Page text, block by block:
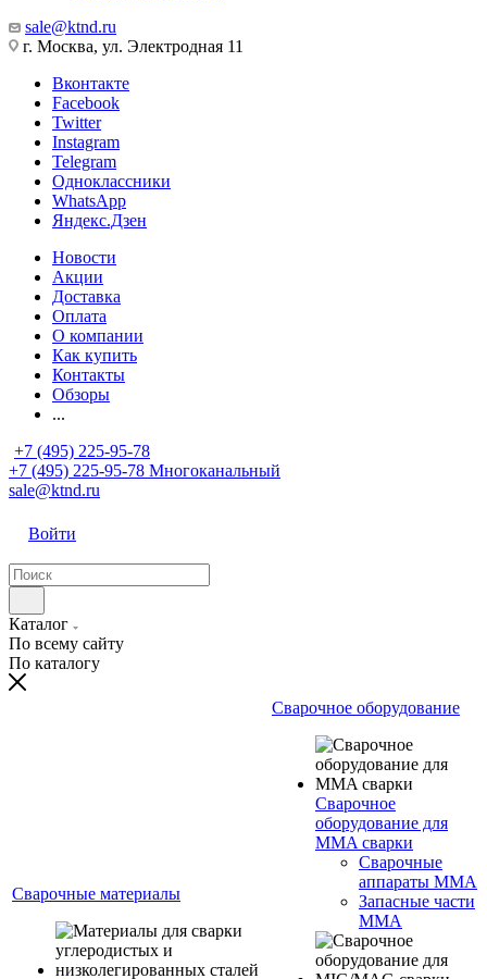
sale@ktnd.ru
г. Москва, ул. Электродная 11
Вконтакте
Facebook
Twitter
Instagram
Telegram
Одноклассники
WhatsApp
Яндекс.Дзен
Новости
Акции
Доставка
Оплата
О компании
Как купить
Контакты
Обзоры
...
+7 (495) 225-95-78
+7 (495) 225-95-78 Многоканальный
sale@ktnd.ru
Войти
Каталог
По всему сайту
По каталогу
Сварочные материалы
Сварочное оборудование
Сварочное
оборудование для
MMA сварки
Сварочные
аппараты MMA
Запасные части
MMA